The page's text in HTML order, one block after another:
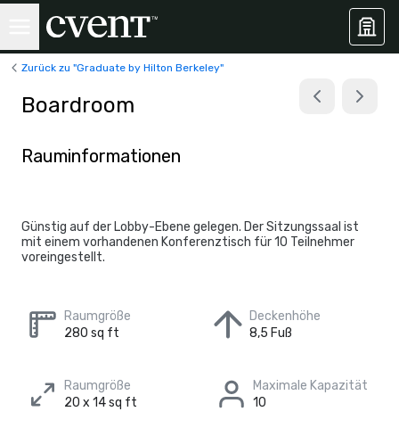
Zurück zu "Graduate by Hilton Berkeley"
Boardroom
Rauminformationen
Günstig auf der Lobby-Ebene gelegen. Der Sitzungssaal ist
mit einem vorhandenen Konferenztisch für 10 Teilnehmer
voreingestellt.
Raumgröße
280 sq ft
Deckenhöhe
8,5 Fuß
Raumgröße
20 x 14 sq ft
Maximale Kapazität
10